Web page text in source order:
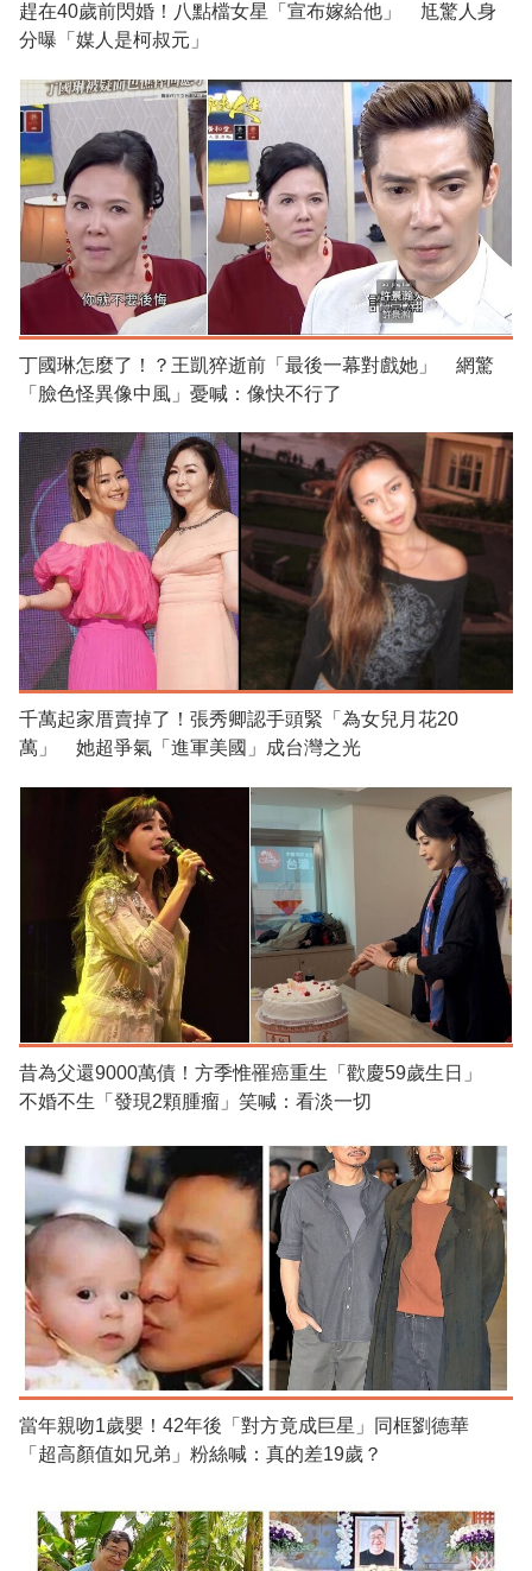
趕在40歲前閃婚！八點檔女星「宣布嫁給他」 尪驚人身
分曝「媒人是柯叔元」
丁國琳怎麼了！？王凱猝逝前「最後一幕對戲她」 網驚
「臉色怪異像中風」憂喊：像快不行了
千萬起家厝賣掉了！張秀卿認手頭緊「為女兒月花20
萬」 她超爭氣「進軍美國」成台灣之光
昔為父還9000萬債！方季惟罹癌重生「歡慶59歲生日」
不婚不生「發現2顆腫瘤」笑喊：看淡一切
當年親吻1歲嬰！42年後「對方竟成巨星」同框劉德華
「超高顏值如兄弟」粉絲喊：真的差19歲？